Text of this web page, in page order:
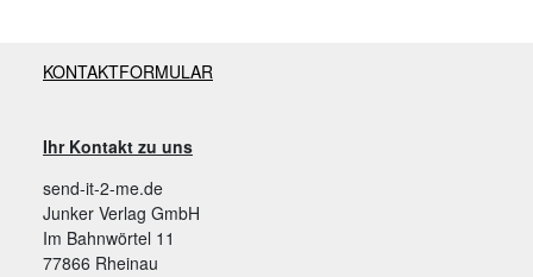
KONTAKTFORMULAR
Ihr Kontakt zu uns
send-it-2-me.de
Junker Verlag GmbH
Im Bahnwörtel 11
77866 Rheinau